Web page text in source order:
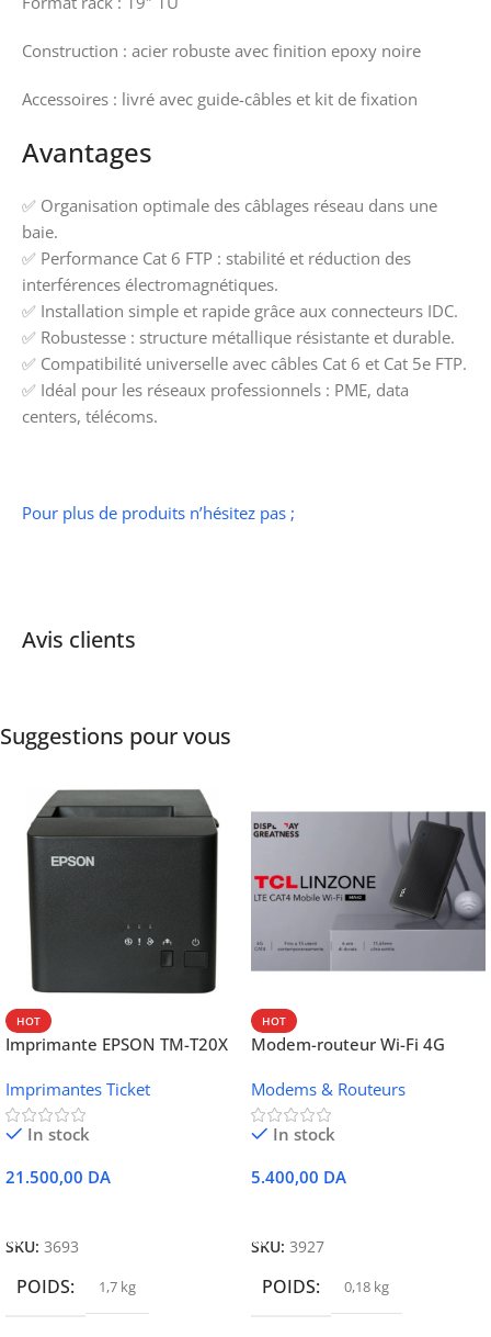
Construction : acier robuste avec finition epoxy noire
Accessoires : livré avec guide-câbles et kit de fixation
Avantages
✅ Organisation optimale des câblages réseau dans une
baie.
✅ Performance Cat 6 FTP : stabilité et réduction des
interférences électromagnétiques.
✅ Installation simple et rapide grâce aux connecteurs IDC.
✅ Robustesse : structure métallique résistante et durable.
✅ Compatibilité universelle avec câbles Cat 6 et Cat 5e FTP.
✅ Idéal pour les réseaux professionnels : PME, data
centers, télécoms.
Pour plus de produits n’hésitez pas ;
Avis clients
Suggestions pour vous
HOT
Imprimante EPSON TM-T20X
Ethernet
Imprimantes Ticket
In stock
21.500,00 DA
SKU: 3693
POIDS 1,7 kg
HOT
Modem-routeur Wi-Fi 4G
Modems & Routeurs
In stock
5.400,00 DA
SKU: 3927
POIDS 0,18 kg